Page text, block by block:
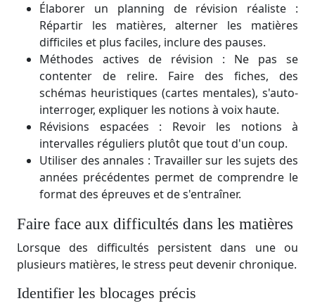
Élaborer un planning de révision réaliste :
Répartir les matières, alterner les matières
difficiles et plus faciles, inclure des pauses.
Méthodes actives de révision : Ne pas se
contenter de relire. Faire des fiches, des
schémas heuristiques (cartes mentales), s'auto-
interroger, expliquer les notions à voix haute.
Révisions espacées : Revoir les notions à
intervalles réguliers plutôt que tout d'un coup.
Utiliser des annales : Travailler sur les sujets des
années précédentes permet de comprendre le
format des épreuves et de s'entraîner.
Faire face aux difficultés dans les matières
Lorsque des difficultés persistent dans une ou
plusieurs matières, le stress peut devenir chronique.
Identifier les blocages précis